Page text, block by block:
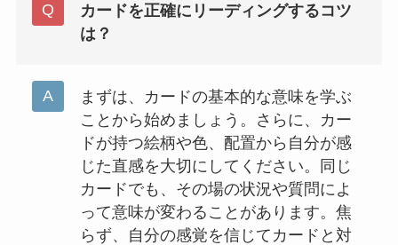
カードを正確にリーディングするコツ
は？
まずは、カードの基本的な意味を学ぶ
ことから始めましょう。さらに、カー
ドが持つ絵柄や色、配置から自分が感
じた直感を大切にしてください。同じ
カードでも、その場の状況や質問によ
って意味が変わることがあります。焦
らず、自分の感覚を信じてカードと対